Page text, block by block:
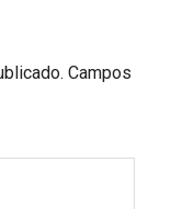
Campos